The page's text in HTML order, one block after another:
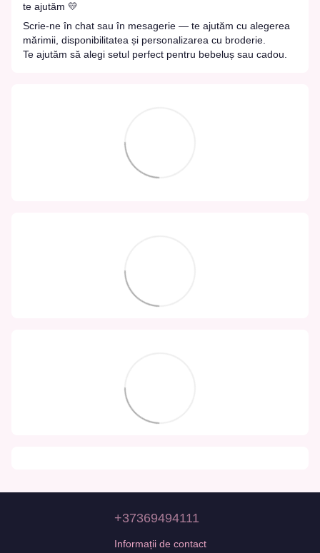
te ajutăm 💛
Scrie-ne în chat sau în mesagerie — te ajutăm cu alegerea
mărimii, disponibilitatea și personalizarea cu broderie.
Te ajutăm să alegi setul perfect pentru bebeluș sau cadou.
+37369494111
Informații de contact